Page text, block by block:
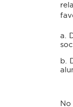
a.
b.
No